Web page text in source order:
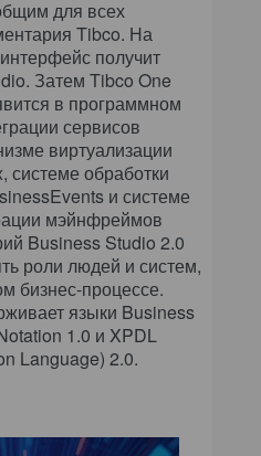
для всех
Tibco. На
получит
Затем Tibco One
в программном
сервисов
виртуализации
системе обработки
и системе
мэйнфреймов
Business Studio 2.0
роли людей и систем,
бизнес-процессе.
языки Business
1.0 и XPDL
Language) 2.0.